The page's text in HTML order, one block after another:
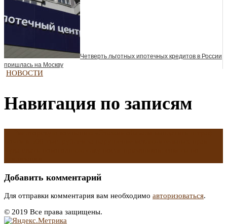
Четверть льготных ипотечных кредитов в России
пришлась на Москву
НОВОСТИ
Навигация по записям
Добавить комментарий
Для отправки комментария вам необходимо авторизоваться.
© 2019 Все права защищены.